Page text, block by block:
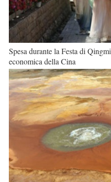
Spesa durante la Festa di
economica della Cina